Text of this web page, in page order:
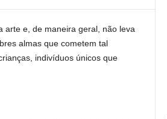
arte e, de maneira geral, não leva
almas que cometem tal
indivíduos únicos que